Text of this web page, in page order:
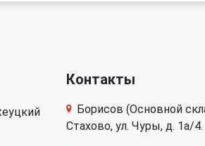
Контакты
Борисов (Основной
Стахово, ул. Чуры, д. 1a/4.